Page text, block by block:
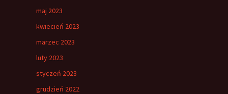
maj 2023
kwiecień 2023
marzec 2023
luty 2023
styczeń 2023
grudzień 2022